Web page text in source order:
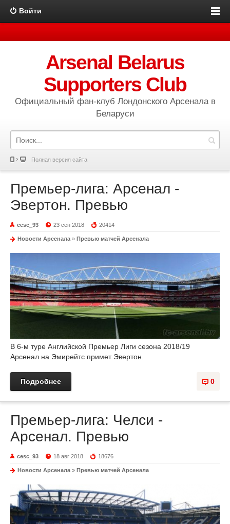
Войти
Arsenal Belarus
Supporters Club
Официальный фан-клуб Лондонского Арсенала в
Беларуси
Полная версия сайта
Премьер-лига: Арсенал -
Эвертон. Превью
cesc_93 23 сен 2018 20414
Новости Арсенала » Превью матчей Арсенала
В 6-м туре Английской Премьер Лиги сезона 2018/19
Арсенал на Эмирейтс примет Эвертон.
0
Подробнее
Премьер-лига: Челси -
Арсенал. Превью
cesc_93 18 авг 2018 18676
Новости Арсенала » Превью матчей Арсенала